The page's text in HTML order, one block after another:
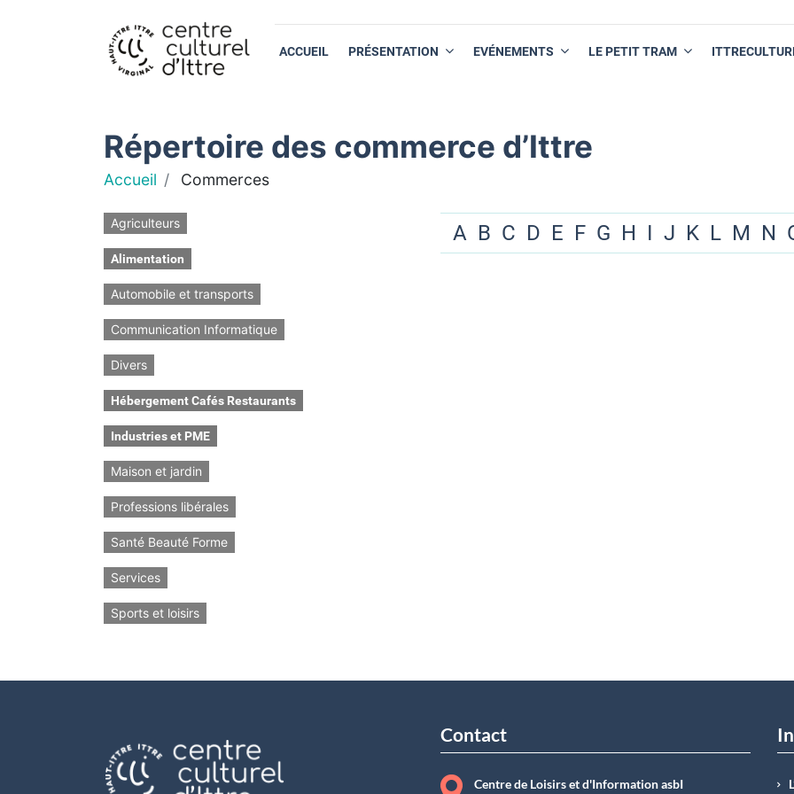
ACCUEIL PRÉSENTATION EVÉNEMENTS LE PETIT TRAM
Répertoire des commerce d’Ittre
Accueil Commerces
Agriculteurs
Alimentation
Automobile et transports
Communication Informatique
Divers
Hébergement Cafés Restaurants
Industries et PME
Maison et jardin
Professions libérales
Santé Beauté Forme
Services
Sports et loisirs
A B C D E F G H I J K L M N
Contact
Centre de Loisirs et d'Information asbI